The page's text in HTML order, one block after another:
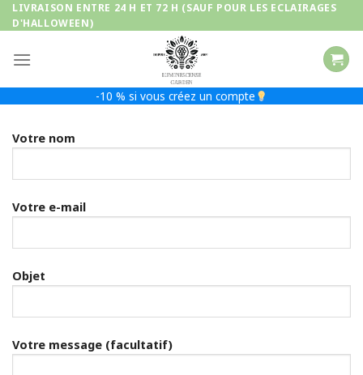
Passer
au
LIVRAISON ENTRE 24 H ET 72 H (SAUF POUR LES ECLAIRAGES
D'HALLOWEEN)
-10 % si vous créez un compte
Votre nom
Votre e-mail
Objet
Votre message (facultatif)